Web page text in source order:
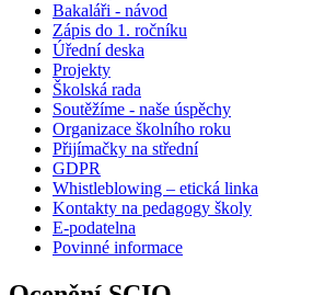
Bakaláři - návod
Zápis do 1. ročníku
Úřední deska
Projekty
Školská rada
Soutěžíme - naše úspěchy
Organizace školního roku
Přijímačky na střední
GDPR
Whistleblowing – etická linka
Kontakty na pedagogy školy
E-podatelna
Povinné informace